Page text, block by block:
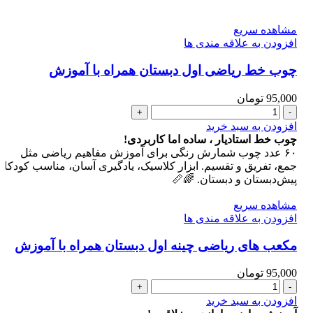
مشاهده سریع
افزودن به علاقه مندی ها
چوب خط ریاضی اول دبستان همراه با آموزش
95,000 تومان
چوب
خط
ریاضی
اول
دبستان
همراه
آموزش
عدد
افزودن به سبد خرید
چوب خط استادیار ، ساده اما کاربردی!
۶۰ عدد چوب شمارش رنگی برای آموزش مفاهیم ریاضی مثل
جمع، تفریق و تقسیم. ابزار کلاسیک، یادگیری آسان، مناسب
پیش‌دبستان و دبستان. 🌈📏
مشاهده سریع
افزودن به علاقه مندی ها
مکعب های ریاضی چینه اول دبستان همراه با آموزش
95,000 تومان
مکعب
های
افزودن به سبد خرید